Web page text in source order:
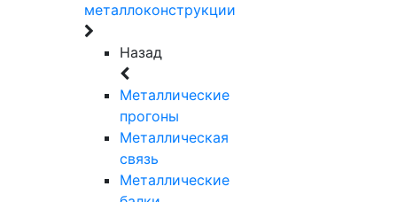
металлоконструкции
Назад
Металлические
прогоны
Металлическая
связь
Металлические